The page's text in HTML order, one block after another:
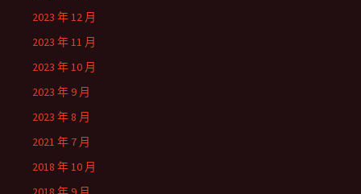
2023 年 12 月
2023 年 11 月
2023 年 10 月
2023 年 9 月
2023 年 8 月
2021 年 7 月
2018 年 10 月